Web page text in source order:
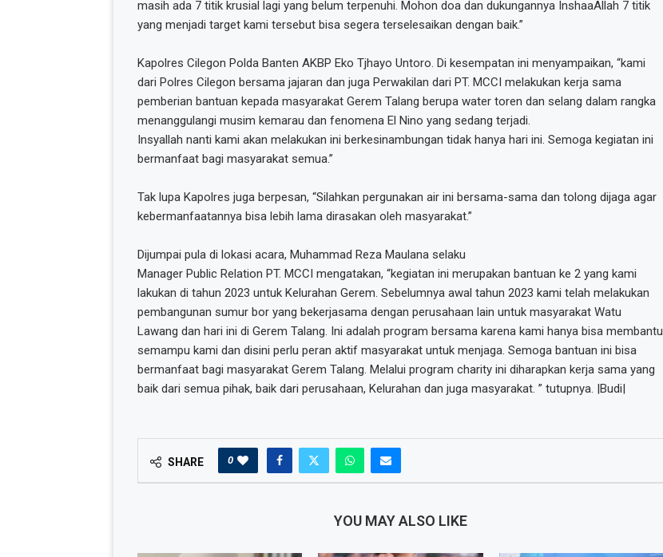
masih ada 7 titik krusial lagi yang belum terpenuhi. Mohon doa dan dukungannya InshaaAllah 7 titik
yang menjadi target kami tersebut bisa segera terselesaikan dengan baik.”
Kapolres Cilegon Polda Banten AKBP Eko Tjhayo Untoro. Di kesempatan ini menyampaikan, “kami
dari Polres Cilegon bersama jajaran dan juga Perwakilan dari PT. MCCI melakukan kerja sama
pemberian bantuan kepada masyarakat Gerem Talang berupa water toren dan selang dalam rangka
menanggulangi musim kemarau dan fenomena El Nino yang sedang terjadi.
Insyallah nanti kami akan melakukan ini berkesinambungan tidak hanya hari ini. Semoga kegiatan ini
bermanfaat bagi masyarakat semua.”
Tak lupa Kapolres juga berpesan, “Silahkan pergunakan air ini bersama-sama dan tolong dijaga agar
kebermanfaatannya bisa lebih lama dirasakan oleh masyarakat.”
Dijumpai pula di lokasi acara, Muhammad Reza Maulana selaku
Manager Public Relation PT. MCCI mengatakan, “kegiatan ini merupakan bantuan ke 2 yang kami
lakukan di tahun 2023 untuk Kelurahan Gerem. Sebelumnya awal tahun 2023 kami telah melakukan
pembangunan sumur bor yang bekerjasama dengan perusahaan lain untuk masyarakat Watu
Lawang dan hari ini di Gerem Talang. Ini adalah program bersama karena kami hanya bisa membantu
semampu kami dan disini perlu peran aktif masyarakat untuk menjaga. Semoga bantuan ini bisa
bermanfaat bagi masyarakat Gerem Talang. Melalui program charity ini diharapkan kerja sama yang
baik dari semua pihak, baik dari perusahaan, Kelurahan dan juga masyarakat. ” tutupnya. |Budi|
SHARE 0
YOU MAY ALSO LIKE